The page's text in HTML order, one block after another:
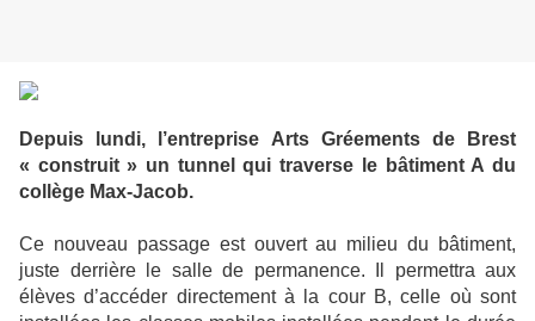
Depuis lundi, l’entreprise Arts Gréements de Brest
« construit » un tunnel qui traverse le bâtiment A du
collège Max-Jacob.
Ce nouveau passage est ouvert au milieu du bâtiment,
juste derrière le salle de permanence. Il permettra aux
élèves d’accéder directement à la cour B, celle où sont